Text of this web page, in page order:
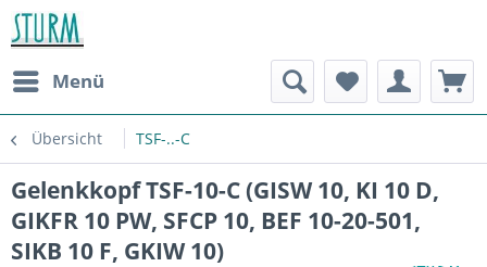
Menü
Übersicht TSF-..-C
Gelenkkopf TSF-10-C (GISW 10, KI 10 D,
GIKFR 10 PW, SFCP 10, BEF 10-20-501,
SIKB 10 F, GKIW 10)